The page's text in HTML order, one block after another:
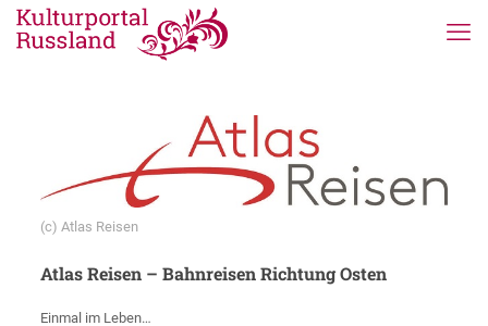
(c) Atlas Reisen
Atlas Reisen – Bahnreisen Richtung Osten
Einmal im Leben…